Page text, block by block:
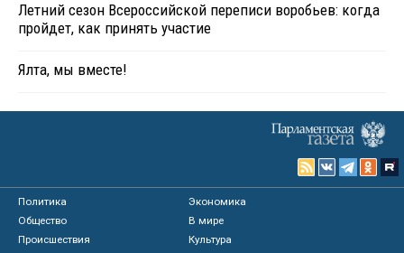
Летний сезон Всероссийской переписи воробьев: когда
пройдет, как принять участие
Ялта, мы вместе!
Политика
Экономика
Общество
В мире
Происшествия
Культура